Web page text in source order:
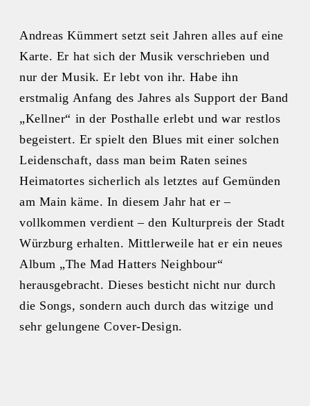
Andreas Kümmert setzt seit Jahren alles auf eine
Karte. Er hat sich der Musik verschrieben und
nur der Musik. Er lebt von ihr. Habe ihn
erstmalig Anfang des Jahres als Support der Band
„Kellner“ in der Posthalle erlebt und war restlos
begeistert. Er spielt den Blues mit einer solchen
Leidenschaft, dass man beim Raten seines
Heimatortes sicherlich als letztes auf Gemünden
am Main käme. In diesem Jahr hat er –
vollkommen verdient – den Kulturpreis der Stadt
Würzburg erhalten. Mittlerweile hat er ein neues
Album „The Mad Hatters Neighbour“
herausgebracht. Dieses besticht nicht nur durch
die Songs, sondern auch durch das witzige und
sehr gelungene Cover-Design.